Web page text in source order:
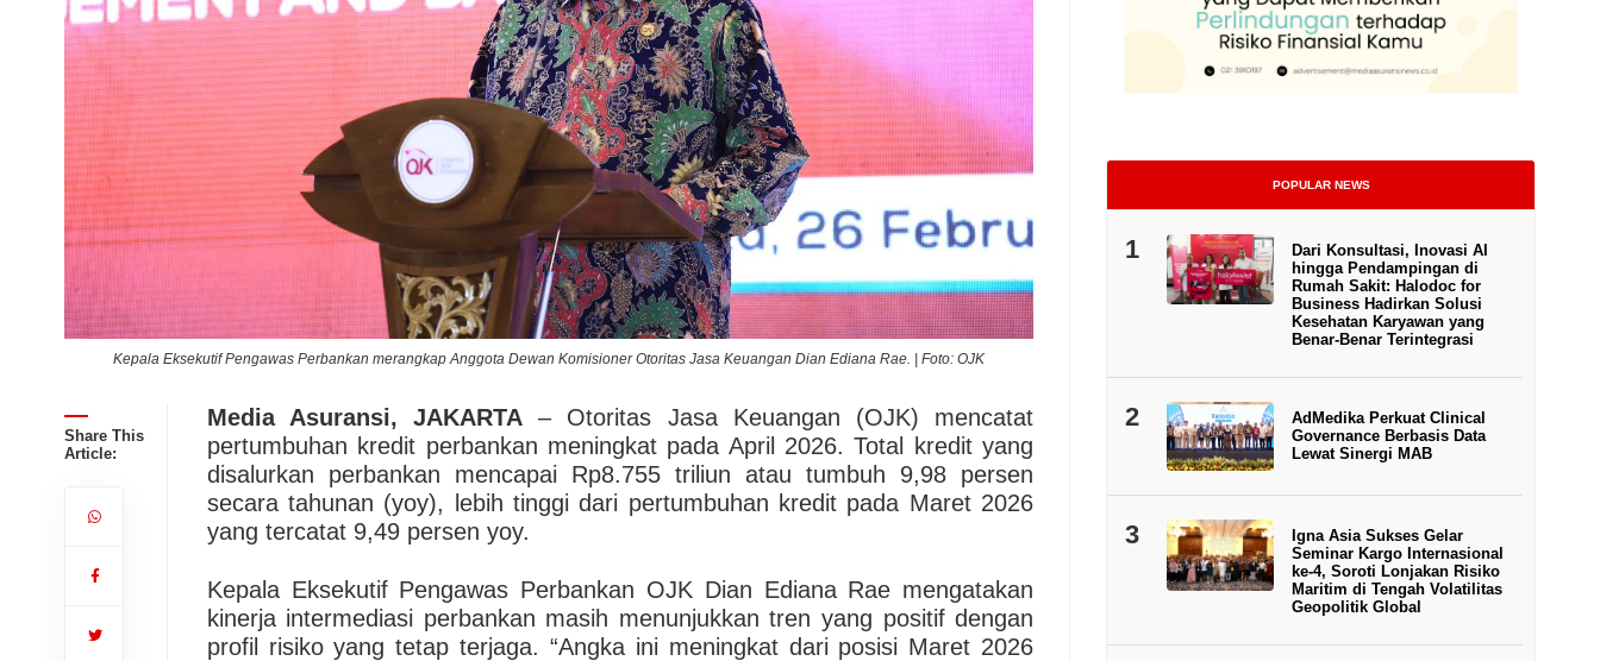
Kepala Eksekutif Pengawas Perbankan merangkap Anggota Dewan Komisioner Otoritas Jasa Keuangan Dian Ediana Rae. | Foto: OJK
Share This
Article:
Media Asuransi, JAKARTA – Otoritas Jasa Keuangan (OJK) mencatat
pertumbuhan kredit perbankan meningkat pada April 2026. Total kredit yang
disalurkan perbankan mencapai Rp8.755 triliun atau tumbuh 9,98 persen
secara tahunan (yoy), lebih tinggi dari pertumbuhan kredit pada Maret 2026
yang tercatat 9,49 persen yoy.
Kepala Eksekutif Pengawas Perbankan OJK Dian Ediana Rae mengatakan
kinerja intermediasi perbankan masih menunjukkan tren yang positif dengan
profil risiko yang tetap terjaga. “Angka ini meningkat dari posisi Maret 2026
POPULAR NEWS
1
Dari Konsultasi, Inovasi AI
hingga Pendampingan di
Rumah Sakit: Halodoc for
Business Hadirkan Solusi
Kesehatan Karyawan yang
Benar-Benar Terintegrasi
2
AdMedika Perkuat Clinical
Governance Berbasis Data
Lewat Sinergi MAB
3
Igna Asia Sukses Gelar
Seminar Kargo Internasional
ke-4, Soroti Lonjakan Risiko
Maritim di Tengah Volatilitas
Geopolitik Global